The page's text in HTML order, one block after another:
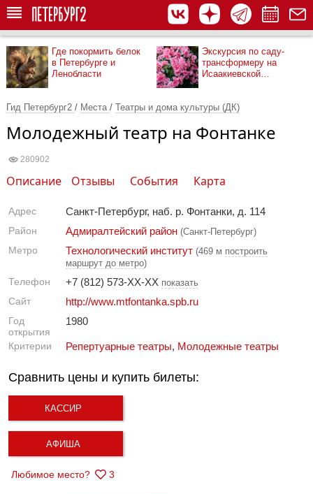
Где покормить белок
в Петербурге и
Ленобласти
Экскурсия по саду-
трансформеру на
Исаакиевской
Гид Петербург2 / Места / Театры и дома культуры (ДК)
Молодежный театр на Фонтанке
280902
Описание Отзывы События Карта
Адрес Санкт-Петербург, наб. р. Фонтанки, д. 114
Район Адмиралтейский район (Санкт-Петербург)
Метро Технологический институт (469 м построить
маршрут до метро)
Телефон +7 (812) 573-XX-XX показать
Сайт http://www.mtfontanka.spb.ru
Год
открытия
1980
Критерии Репертуарные театры, Молодежные театры
Сравнить цены и купить билеты:
КАССИР
АФИША
Любимое место? 3